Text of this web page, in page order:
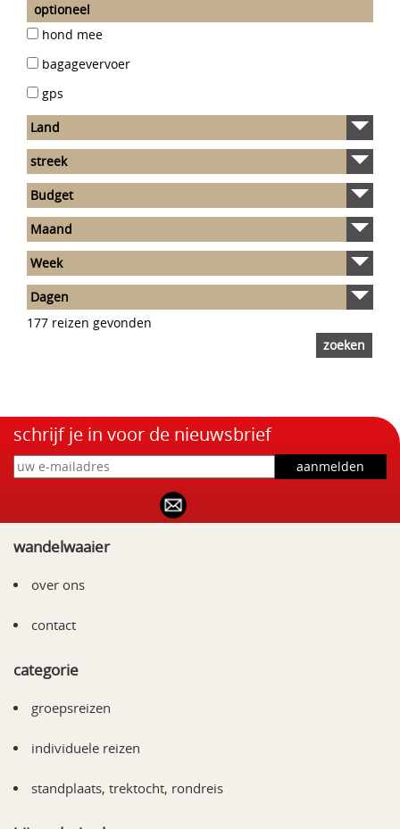
thema
organisatie
optioneel
hond mee
bagagevervoer
gps
177 reizen gevonden
schrijf je in voor de nieuwsbrief
wandelwaaier
over ons
contact
categorie
groepsreizen
individuele reizen
standplaats, trektocht, rondreis